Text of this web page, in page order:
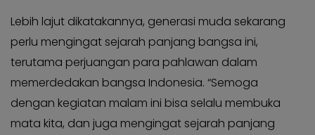
Lebih lajut dikatakannya, generasi muda sekarang
perlu mengingat sejarah panjang bangsa ini,
terutama perjuangan para pahlawan dalam
memerdedakan bangsa Indonesia. “Semoga
dengan kegiatan malam ini bisa selalu membuka
mata kita, dan juga mengingat sejarah panjang